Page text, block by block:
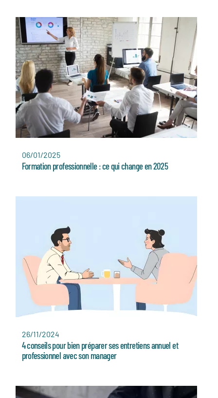
06/01/2025
Formation professionnelle : ce qui change en 2025
26/11/2024
4 conseils pour bien préparer ses entretiens annuel et
professionnel avec son manager